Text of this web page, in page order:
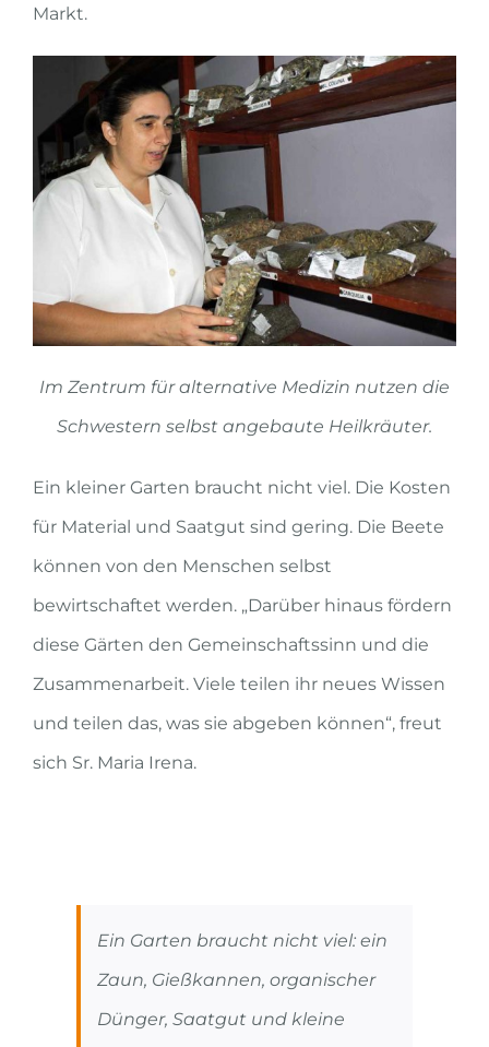
Markt.
Im Zentrum für alternative Medizin nutzen die
Schwestern selbst angebaute Heilkräuter.
Ein kleiner Garten braucht nicht viel. Die Kosten
für Material und Saatgut sind gering. Die Beete
können von den Menschen selbst
bewirtschaftet werden. „Darüber hinaus fördern
diese Gärten den Gemeinschaftssinn und die
Zusammenarbeit. Viele teilen ihr neues Wissen
und teilen das, was sie abgeben können“, freut
sich Sr. Maria Irena.
Ein Garten braucht nicht viel: ein
Zaun, Gießkannen, organischer
Dünger, Saatgut und kleine